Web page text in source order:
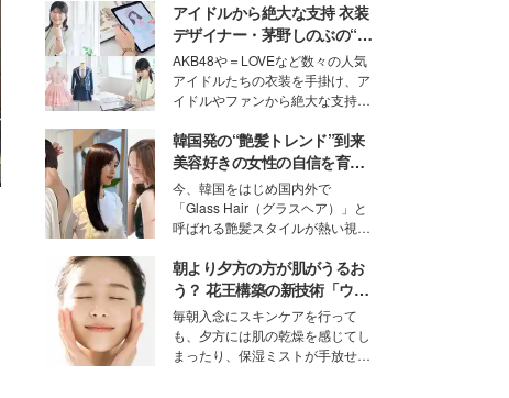
ニオン好き”という共通点を持つモ
デルの宮城舞と島村雄大の特別対
談をお届け！それぞれの視点か
ら、今作ならではの魅力や予想外
の感動をもたらす奥深いストーリ
ーについて熱く語り合ってもらっ
た。
アイドルから絶大な支持 衣装
デザイナー・茅野しのぶの“可
愛い”を作る美学＜「シチズン
クロスシー」インタビュー＞
AKB48や＝LOVEなど数々の人気
アイドルたちの衣装を手掛け、ア
イドルやファンから絶大な支持を
取締役兼クリエイティブディレク
ター・茅野しのぶ。一人ひとりの
個性に寄り添い、魅力を引き出す
衣装作りは、多くの女性たちに勇
気と自信を与え続けている。
韓国発の“艶髪トレンド”到来
美容好きの女性の自信を育む
「ヘアケア事情」って？
今、韓国をはじめ国内外で
「Glass Hair（グラスヘア）」と
呼ばれる艶髪スタイルが熱い視線
ションの完成度を高めるベースと
して、“髪そのものの美しさ”に改
めて注目する人が増えている様
子。今回は、そんな憧れの艶やか
な髪を日常で叶える、美容好きの
女性たちのヘアケア事情を紹介し
朝より夕方の方が肌がうるお
う？ 花王構築の新技術「ウォ
ーターキャプチャリングスキ
ン（捕水肌）」がスキンケア
の常識を変える予感
毎朝入念にスキンケアを行って
も、夕方には肌の乾燥を感じてし
まったり、保湿ミストが手放せな